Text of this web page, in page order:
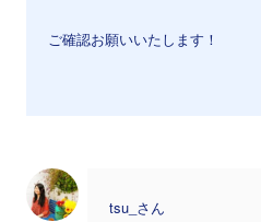
ご確認お願いいたします！
tsu_さん